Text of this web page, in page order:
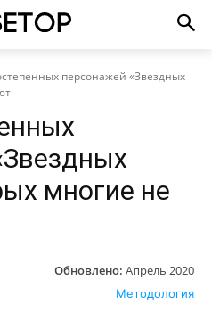
персонажей «Звездных
многие не
Обновлено: Апрель 2020
Методология